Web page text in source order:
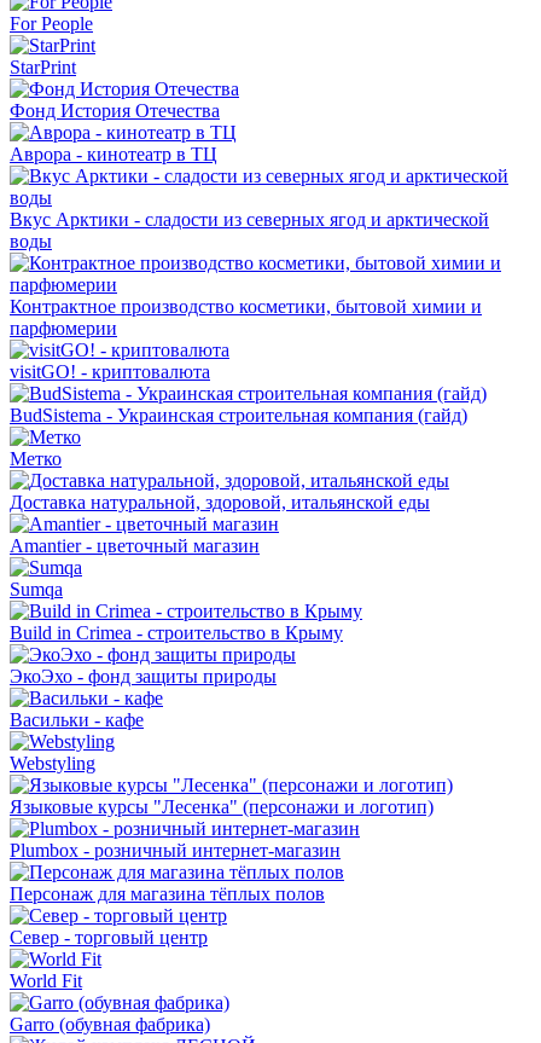
For People
StarPrint
Фонд История Отечества
Аврора - кинотеатр в ТЦ
Вкус Арктики - сладости из северных ягод и арктической
воды
Контрактное производство косметики, бытовой химии и
парфюмерии
visitGO! - криптовалюта
BudSistema - Украинская строительная компания (гайд)
Метко
Доставка натуральной, здоровой, итальянской еды
Amantier - цветочный магазин
Sumqa
Build in Crimea - строительство в Крыму
ЭкоЭхо - фонд защиты природы
Васильки - кафе
Webstyling
Языковые курсы "Лесенка" (персонажи и логотип)
Plumbox - розничный интернет-магазин
Персонаж для магазина тёплых полов
Север - торговый центр
World Fit
Garro (обувная фабрика)